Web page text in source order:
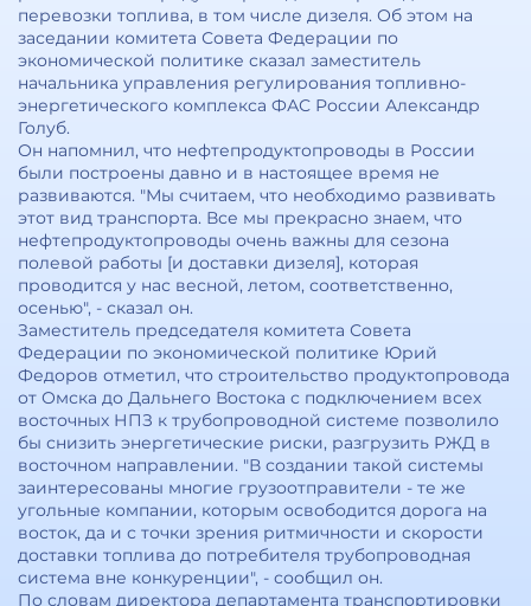
перевозки топлива, в том числе дизеля. Об этом на
заседании комитета Совета Федерации по
экономической политике сказал заместитель
начальника управления регулирования топливно-
энергетического комплекса ФАС России Александр
Голуб.
Он напомнил, что нефтепродуктопроводы в России
были построены давно и в настоящее время не
развиваются. "Мы считаем, что необходимо развивать
этот вид транспорта. Все мы прекрасно знаем, что
нефтепродуктопроводы очень важны для сезона
полевой работы [и доставки дизеля], которая
проводится у нас весной, летом, соответственно,
осенью", - сказал он.
Заместитель председателя комитета Совета
Федерации по экономической политике Юрий
Федоров отметил, что строительство продуктопровода
от Омска до Дальнего Востока с подключением всех
восточных НПЗ к трубопроводной системе позволило
бы снизить энергетические риски, разгрузить РЖД в
восточном направлении. "В создании такой системы
заинтересованы многие грузоотправители - те же
угольные компании, которым освободится дорога на
восток, да и с точки зрения ритмичности и скорости
доставки топлива до потребителя трубопроводная
система вне конкуренции", - сообщил он.
По словам директора департамента транспортировки